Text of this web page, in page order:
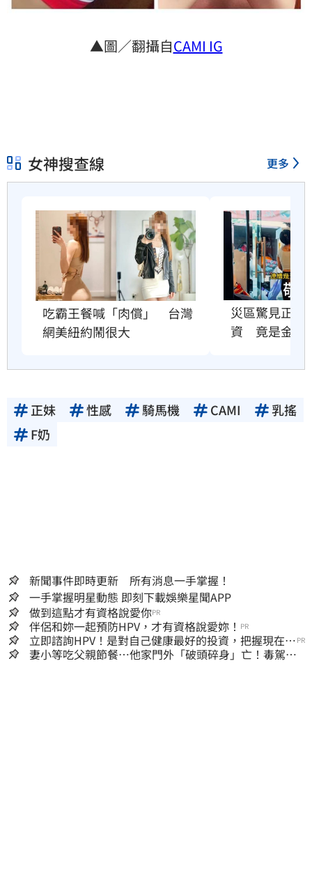
▲圖／翻攝自CAMI IG
女神搜查線 更多
吃霸王餐喊「肉償」　台灣
網美紐約鬧很大
災區驚見正妹
資　竟是金牌
正妹 性感 騎馬機 CAMI
乳搖
F奶
新聞事件即時更新 所有消息一手掌握！
一手掌握明星動態 即刻下載娛樂星聞APP
做到這點才有資格說愛你PR
伴侶和妳一起預防HPV，才有資格說愛妳！ PR
立即諮詢HPV！是對自己健康最好的投資，把握現在不
嫌晚！
PR
妻小等吃父親節餐⋯他家門外「破頭碎身」亡！毒駕男